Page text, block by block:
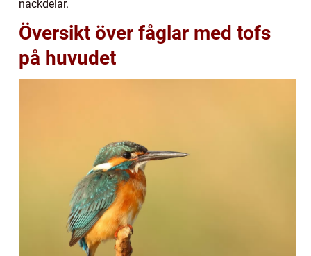
nackdelar.
Översikt över fåglar med tofs
på huvudet